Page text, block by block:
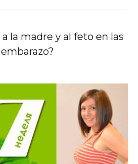
la madre y al feto en las